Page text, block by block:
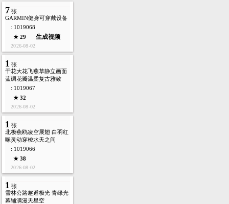
7 张
GARMIN健身可穿戴设备
: 1019068
★ 29
生成视频
2026-08-02
1 张
干花大花飞燕草静立画面
蓝调花瓣温柔复古雅致
: 1019067
★ 32
2026-08-02
1 张
北极燕鸥凌空展翅 白羽红
喙灵动穿梭水天之间
: 1019066
★ 38
2026-08-02
1 张
雪林公路邂逅极光 青绿光
幕铺满漫天星空